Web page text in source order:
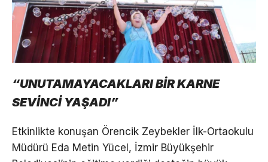
“UNUTAMAYACAKLARI BİR KARNE
SEVİNCİ YAŞADI”
Etkinlikte konuşan Örencik Zeybekler İlk-Ortaokulu
Müdürü Eda Metin Yücel, İzmir Büyükşehir